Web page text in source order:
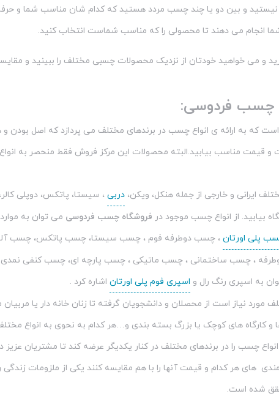
و بین دو یا چند چسب مردد هستید که کدام شان مناسب شما و حرفه
شما انجام می دهند تا محصولی را که مناسب شماست انتخاب کنید.
و می خواهید خودتان از نزدیک محصولات چسبی مختلف را ببینید و
چسب فردوسی:
که به ارائه ی انواع چسب در برندهای مختلف می پردازد که اصل
و قیمت مناسب بیابید.البته محصولات این مرکز فروش فقط منحصر به
ایرانی و خارجی از جمله هنکل، ویکن،دربی ، سیستا، پاتکس، دوپلی
بیابید. از انواع چسب موجود در فروشگاه چسب فردوسی می توان به موارد
پلی اورتان ، چسب دوطرفه فوم ، چسب سیستا، چسب پاتکس، چسب
، چسب ساختمانی ، چسب ماتیکی ، چسب پارچه ای، چسب کنفی نمدی
به اسپری رنگ رال و اسپری فوم پلی اورتان اشاره کرد .
نیاز است از محصلان و دانشجویان گرفته تا زنان خانه دار یا
و کارگاه های کوچک یا بزرگ بسته بندی و…هر کدام به نحوی به انواع
چسب را در برندهای مختلف در کنار یکدیگر عرضه کند تا مشتریان عزیز
های هر کدام و قیمت آنها را با هم مقایسه کنند یکی از ملزومات زندگی
شده است.